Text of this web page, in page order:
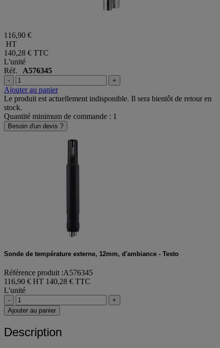
116,90 €
HT
140,28 € TTC
L'unité
Réf. A576345
- +
Ajouter au panier
Le produit est actuellement indisponible. Il sera bientôt de retour en
stock.
Quantité minimum de commande : 1
Besoin d'un devis ?
Sonde de température externe, 12mm, d'ambiance - Testo
Référence produit :A576345
116,90 € HT 140,28 € TTC
L'unité
-
+
Ajouter au panier
Description